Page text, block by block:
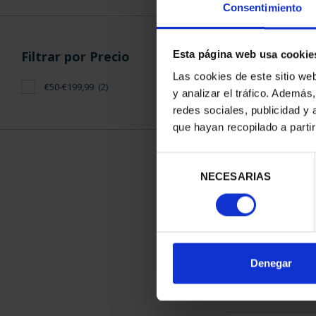
Consentimiento
Esta página web usa
Las cookies de este sitio
y analizar el tráfico.
redes sociales, publicidad y
que hayan recopilado a
consentimiento
NECESARIAS
Denegar
Filtrar por Precio
€50-€199,99 (2)
CAPITALES
ORDENAR POR: